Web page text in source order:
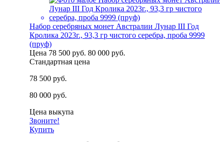
Набор серебряных монет Австралии Лунар III Год
Кролика 2023г., 93,3 гр чистого серебра, проба 9999
(пруф)
Цена 78 500 руб. 80 000 руб.
Стандартная цена
78 500 руб.
80 000 руб.
Цена выкупа
Звоните!
Купить